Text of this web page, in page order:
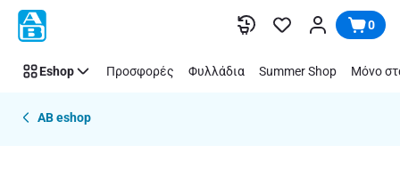
Παράλειψη 0
Eshop Προσφορές Φυλλάδια Summer Shop Μόνο
AB eshop